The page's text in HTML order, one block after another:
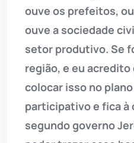
ouve os prefeitos,
ouve a sociedade
setor produtivo. Se
região, e eu acredito
colocar isso no
participativo e fica à
segundo governo